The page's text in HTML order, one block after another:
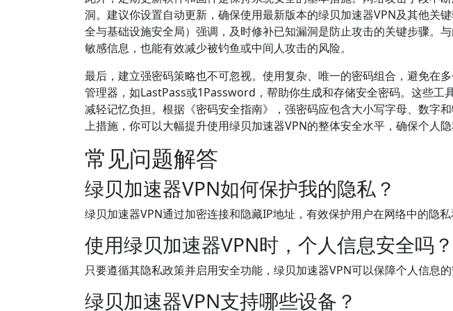
洞。建议你设置自动更新，确保使用最新版本的绿贝加速器VPN及其他关
全与基础设施安全局）强调，及时修补已知漏洞是防止攻击的关键步骤。
敏感信息，也能有效减少被钓鱼或中间人攻击的风险。
最后，建立强密码策略也不可忽视。使用复杂、唯一的密码组合，避免在
管理器，如LastPass或1Password，帮助你生成和存储安全密码。这些工
减轻记忆负担。根据《密码安全指南》，强密码应包含大小写字母、数字
上措施，你可以大幅提升使用绿贝加速器VPN的整体安全水平，确保个人隐
常见问题解答
绿贝加速器VPN如何保护我的隐私？
绿贝加速器VPN通过加密连接和隐藏IP地址，有效保护用户在网络中的隐私
使用绿贝加速器VPN时，个人信息安全吗？
只要遵循其隐私政策并启用安全功能，绿贝加速器VPN可以保障个人信息的
绿贝加速器VPN支持哪些设备？